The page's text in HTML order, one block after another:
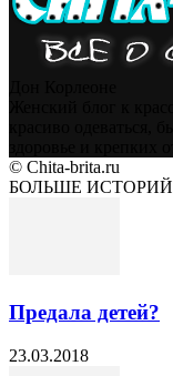
© Chita-brita.ru
БОЛЬШЕ ИСТОРИЙ
Предала детей?
23.03.2018